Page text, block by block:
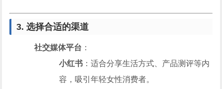
3. 选择合适的渠道
社交媒体平台 ：
小红书 ：适合分享生活方式、产品测评等内
容，吸引年轻女性消费者。